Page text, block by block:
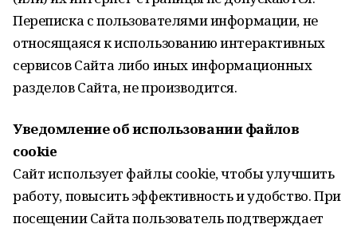
Переписка с пользователями информации, не
относящаяся к использованию интерактивных
сервисов Сайта либо иных информационных
разделов Сайта, не производится.
Уведомление об использовании файлов
cookie
Сайт использует файлы cookie, чтобы улучшить
работу, повысить эффективность и удобство. При
посещении Сайта пользователь подтверждает